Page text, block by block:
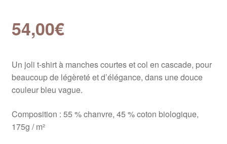
54,00€
Un joli t-shirt à manches courtes et col en cascade, pour
beaucoup de légèreté et d’élégance, dans une douce
couleur bleu vague.
Composition : 55 % chanvre, 45 % coton biologique,
175g / m²